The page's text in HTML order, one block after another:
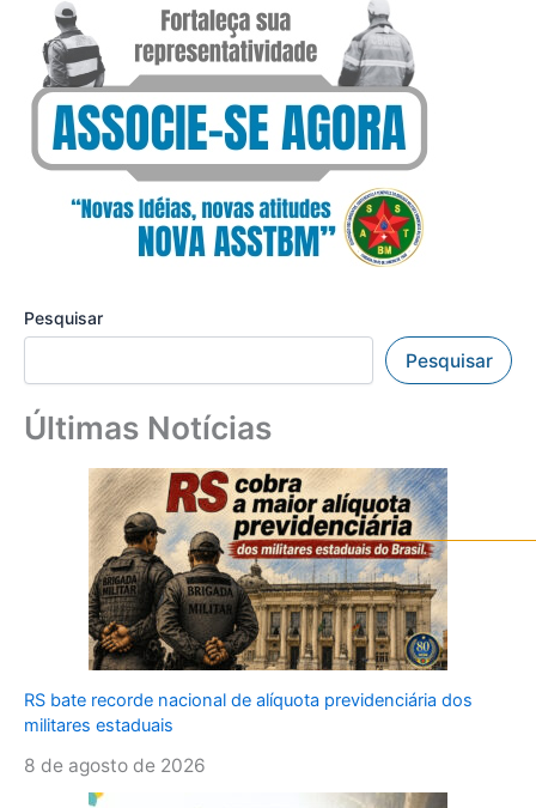
Pesquisar
Pesquisar
Últimas Notícias
RS bate recorde nacional de alíquota previdenciária dos
militares estaduais
8 de agosto de 2026